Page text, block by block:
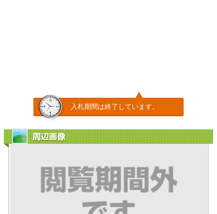
入札期間は終了しています。
周辺画像